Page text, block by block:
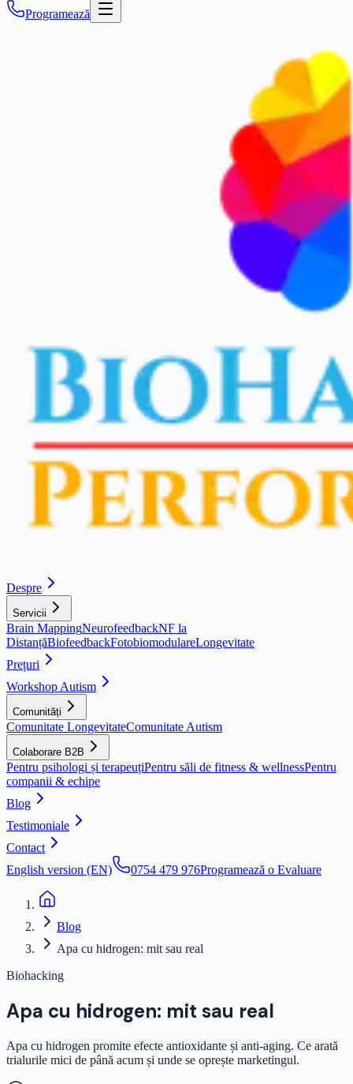
Programează
Despre
Servicii
Brain MappingNeurofeedbackNF la
DistanțăBiofeedbackFotobiomodulareLongevitate
Prețuri
Workshop Autism
Comunități
Comunitate LongevitateComunitate Autism
Colaborare B2B
Pentru psihologi și terapeuțiPentru săli de fitness & wellnessPentru
companii & echipe
Blog
Testimoniale
Contact
English version (EN)
0754 479 976Programează o Evaluare
Blog
Apa cu hidrogen: mit sau real
Biohacking
Apa cu hidrogen: mit sau real
Apa cu hidrogen promite efecte antioxidante și anti-aging. Ce arată
trialurile mici de până acum și unde se oprește marketingul.